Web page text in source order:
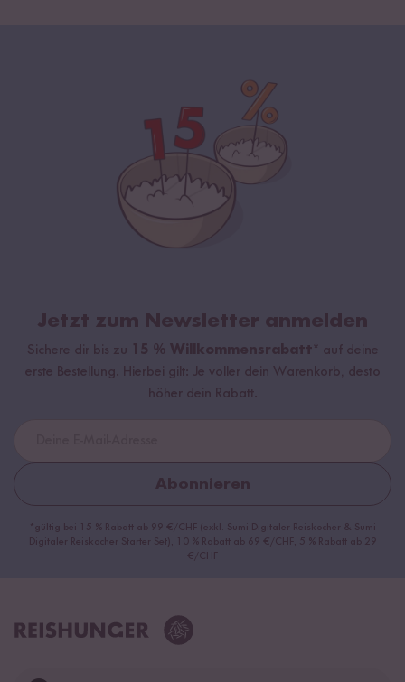
Jetzt zum Newsletter anmelden
Sichere dir bis zu 15 % Willkommensrabatt* auf deine
erste Bestellung. Hierbei gilt: Je voller dein Warenkorb, desto
höher dein Rabatt.
Abonnieren
*gültig bei 15 % Rabatt ab 99 €/CHF (exkl. Sumi Digitaler Reiskocher & Sumi
Digitaler Reiskocher Starter Set), 10 % Rabatt ab 69 €/CHF, 5 % Rabatt ab 29
€/CHF